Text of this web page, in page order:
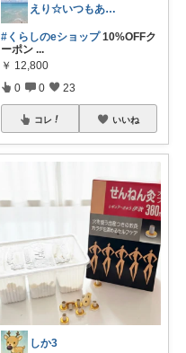
えり☆いつもありがとうございます
#くらしのeショップ10%OFFク
ーポン ...
￥ 12,800
0 0 23
コレ いいね
しか3